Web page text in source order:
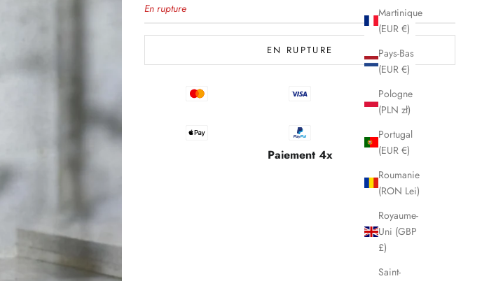
Martinique
(EUR €)
Pays-Bas
(EUR €)
Pologne
(PLN zł)
Portugal
(EUR €)
Roumanie
(RON Lei)
Royaume-
Uni (GBP
£)
Saint-
En rupture
EN RUPTURE
Paiement 4x